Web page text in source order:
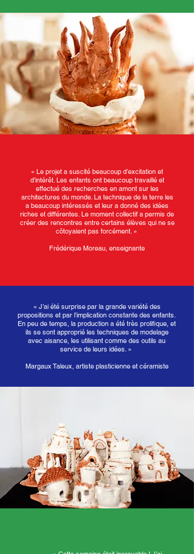
« Le projet a suscité beaucoup d’excitation et
d’intérêt. Les enfants ont beaucoup travaillé et
effectué des recherches en amont sur les
architectures du monde. La technique de la terre les
a beaucoup intéressés et leur a donné des idées
riches et différentes. Le moment collectif a permis de
créer des rencontres entre certains élèves qui ne se
côtoyaient pas forcément. »
Frédérique Moreau, enseignante
« J’ai été surprise par la grande variété des
propositions et par l’implication constante des enfants.
En peu de temps, la production a été très prolifique, et
ils se sont approprié les techniques de modelage
avec aisance, les utilisant comme des outils au
service de leurs idées. »
Margaux Taleux, artiste plasticienne et céramiste